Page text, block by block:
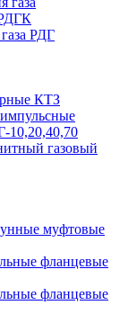
РДГ
КТЗ
10,20,40,70
газовый
муфтовые
фланцевые
фланцевые